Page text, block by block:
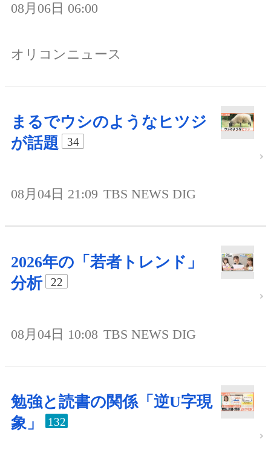
08月06日 06:00
オリコンニュース
まるでウシのようなヒツジ
が話題
34
08月04日 21:09 TBS NEWS DIG
2026年の「若者トレンド」
分析
22
08月04日 10:08 TBS NEWS DIG
勉強と読書の関係「逆U字現
象」
132